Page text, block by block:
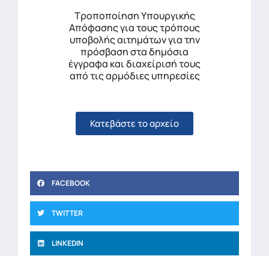
Τροποποίηση Υπουργικής
Απόφασης για τους τρόπους
υποβολής αιτημάτων για την
πρόσβαση στα δημόσια
έγγραφα και διαχείρισή τους
από τις αρμόδιες υπηρεσίες
Κατεβάστε το αρχείο
FACEBOOK
TWITTER
LINKEDIN